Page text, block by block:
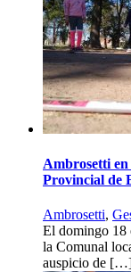
Ambrosetti en
Provincial de
Ambrosetti,
El domingo 18
la Comunal
auspicio de